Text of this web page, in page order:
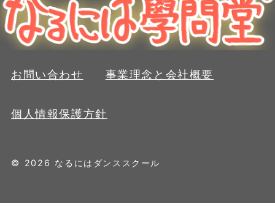
お問い合わせ 事業理念と会社概要
個人情報保護方針
© 2026 なるにはダンススクール